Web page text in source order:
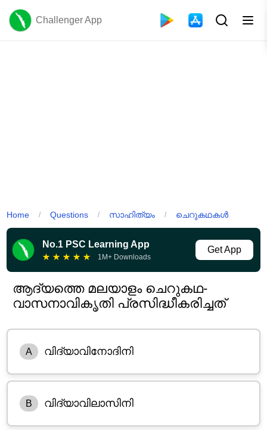
Challenger App
Home / Questions / സാഹിത്യം / ചെറുകഥകൾ
No.1 PSC Learning App
★ ★ ★ ★ ★ 1M+ Downloads
Get App
ആദ്യത്തെ മലയാളം ചെറുകഥ-
വാസനാവികൃതി പ്രസിദ്ധീകരിച്ചത്
A വിദ്യാവിനോദിനി
B വിദ്യാവിലാസിനി